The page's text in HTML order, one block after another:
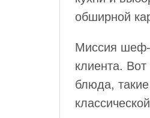
обширной
Миссия шеф-
клиента.
блюда,